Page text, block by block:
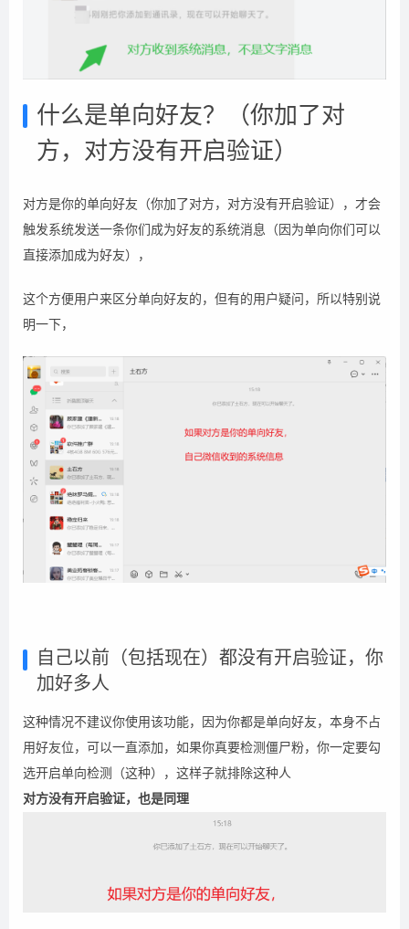
什么是单向好友？
（你加了对
方，对方没有开启验证）
对方是你的单向好友（你加了对方，对方没有开启验证），才会
触发系统发送一条你们成为好友的系统消息（因为单向你们可以
直接添加成为好友），
这个方便用户来区分单向好友的，但有的用户疑问，所以特别说
明一下，
自己以前（包括现在）都没有开启验证，你
加好多人
这种情况不建议你使用该功能，因为你都是单向好友，本身不占
用好友位，可以一直添加，如果你真要检测僵尸粉，你一定要勾
选开启单向检测（这种），这样子就排除这种人
对方没有开启验证，也是同理